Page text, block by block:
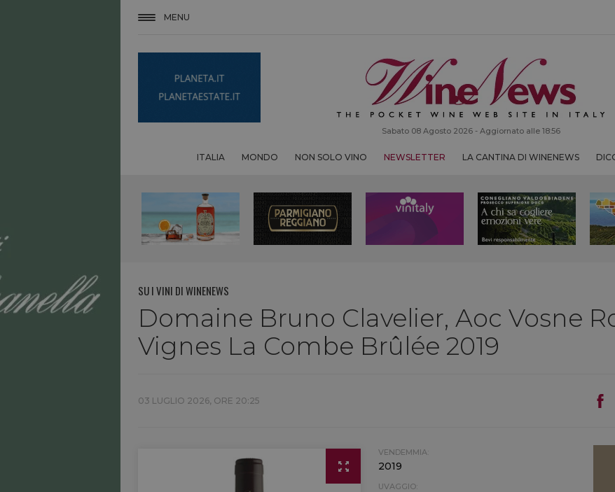
MENU
Sabato 08 Agosto 2026 - Aggiornato alle 18:56
ITALIA MONDO NON SOLO VINO NEWSLETTER LA CANTINA DI WINENEWS
SU I VINI DI WINENEWS
Domaine Bruno Clavelier, Aoc Vosne
Vignes La Combe Brûlée 2019
03 LUGLIO 2026, ORE 20:25
VENDEMMIA:
2019
UVAGGIO: